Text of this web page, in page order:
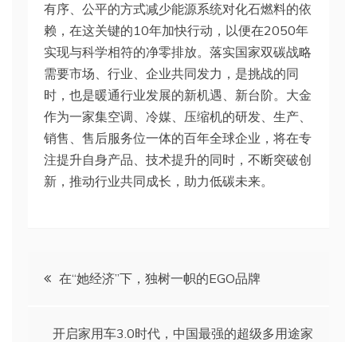
有序、公平的方式减少能源系统对化石燃料的依
赖，在这关键的10年加快行动，以便在2050年
实现与科学相符的净零排放。落实国家双碳战略
需要市场、行业、企业共同发力，是挑战的同
时，也是暖通行业发展的新机遇、新台阶。大金
作为一家集空调、冷媒、压缩机的研发、生产、
销售、售后服务位一体的百年全球企业，将在专
注提升自身产品、技术提升的同时，不断突破创
新，推动行业共同成长，助力低碳未来。
文 在“她经济”下，独树一帜的EGO品牌
开启家用车3.0时代，中国最强的超级多用途家